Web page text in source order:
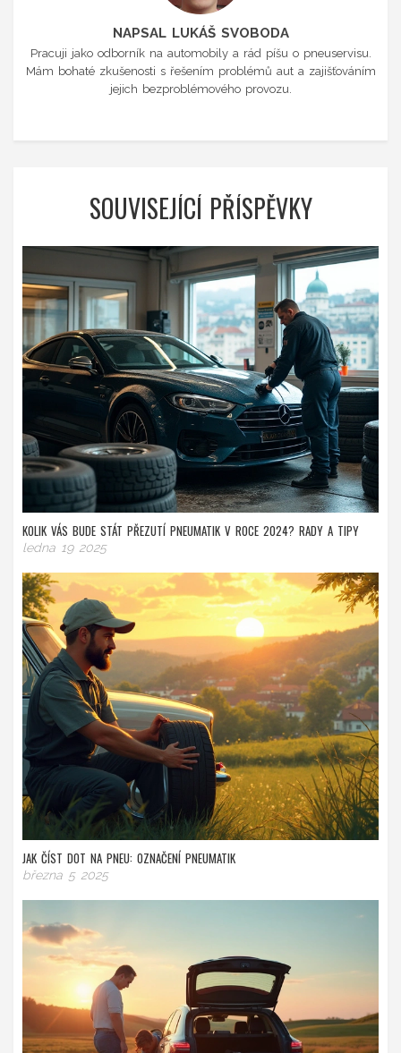
NAPSAL LUKÁŠ SVOBODA
Pracuji jako odborník na automobily a rád píšu o pneuservisu.
Mám bohaté zkušenosti s řešením problémů aut a zajišťováním
jejich bezproblémového provozu.
SOUVISEJÍCÍ PŘÍSPĚVKY
KOLIK VÁS BUDE STÁT PŘEZUTÍ PNEUMATIK V ROCE 2024? RADY A TIPY
ledna 19 2025
JAK ČÍST DOT NA PNEU: OZNAČENÍ PNEUMATIK
března 5 2025